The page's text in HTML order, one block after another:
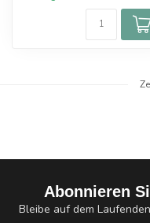
Abonnieren
Bleibe auf dem